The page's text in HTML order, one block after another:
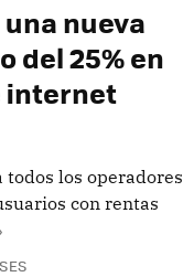
nueva
del 25% en
internet
los operadores
con rentas